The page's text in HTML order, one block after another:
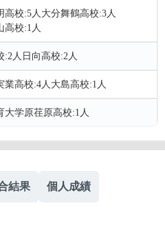
高校:5人 大分舞鶴高校:3人
高校:1人
:2人 日向高校:2人
業高校:4人 大島高校:1人
大学原荏原高校:1人
結果 個人成績